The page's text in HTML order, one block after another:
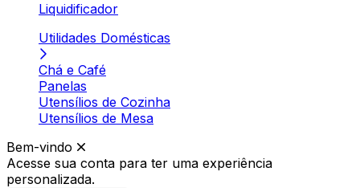
Liquidificador
Utilidades Domésticas
Chá e Café
Panelas
Utensílios de Cozinha
Utensílios de Mesa
Bem-vindo
Acesse sua conta para ter uma experiência
personalizada.